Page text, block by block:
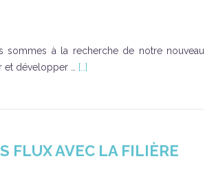
sommes à la recherche de notre nouveau
et développer …
[…]
FLUX AVEC LA FILIÈRE